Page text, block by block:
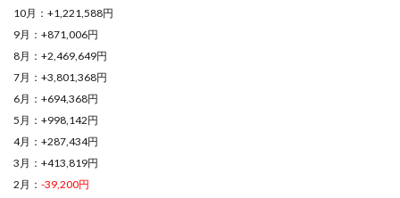
10月：+1,221,588円
9月：+871,006円
8月：+2,469,649円
7月：+3,801,368円
6月：+694,368円
5月：+998,142円
4月：+287,434円
3月：+413,819円
2月： -39,200円